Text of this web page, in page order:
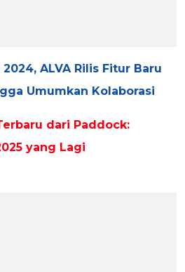
2024, ALVA Rilis Fitur Baru
Umumkan Kolaborasi
dari Paddock:
yang Lagi